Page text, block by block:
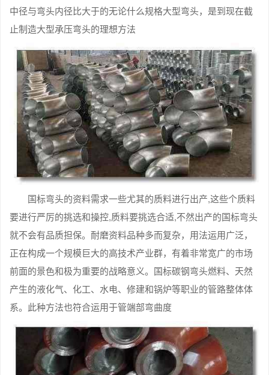
中径与弯头内径比大于的无论什么规格大型弯头，是到现在截
止制造大型承压弯头的理想方法
国标弯头的资料需求一些尤其的质料进行出产,这些个质料
要进行严厉的挑选和操控,质料要挑选合适,不然出产的国标弯头
就不会有品质担保。耐磨资料品种多而复杂，用法运用广泛，
正在构成一个规模巨大的高技术产业群，有着非常宽广的市场
前面的景色和极为重要的战略意义。国标碳钢弯头燃料、天然
产生的液化气、化工、水电、修建和锅炉等职业的管路整体体
系。此种方法也符合运用于管端部弯曲度